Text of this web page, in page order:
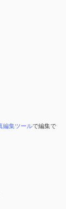
編集ツールで編集で